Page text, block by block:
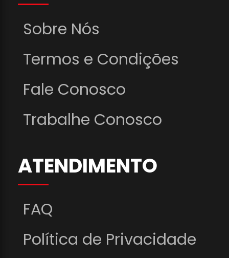
Sobre Nós
Termos e Condições
Fale Conosco
Trabalhe Conosco
ATENDIMENTO
FAQ
Política de Privacidade